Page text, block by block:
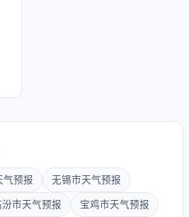
气预报 无锡市天气预报
汾市天气预报 宝鸡市天气预报